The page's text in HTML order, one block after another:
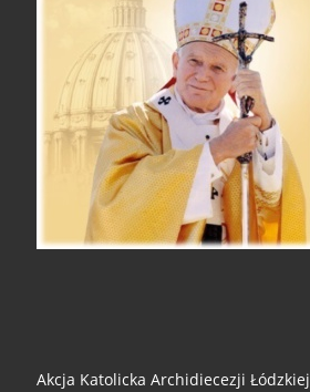
Akcja Katolicka Archidiecezji Łódzkiej